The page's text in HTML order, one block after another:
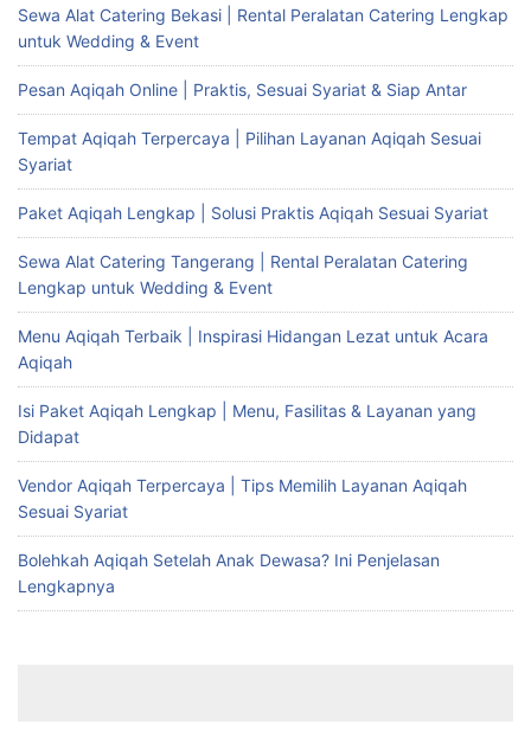
Sewa Alat Catering Bekasi | Rental Peralatan Catering Lengkap
untuk Wedding & Event
Pesan Aqiqah Online | Praktis, Sesuai Syariat & Siap Antar
Tempat Aqiqah Terpercaya | Pilihan Layanan Aqiqah Sesuai
Syariat
Paket Aqiqah Lengkap | Solusi Praktis Aqiqah Sesuai Syariat
Sewa Alat Catering Tangerang | Rental Peralatan Catering
Lengkap untuk Wedding & Event
Menu Aqiqah Terbaik | Inspirasi Hidangan Lezat untuk Acara
Aqiqah
Isi Paket Aqiqah Lengkap | Menu, Fasilitas & Layanan yang
Didapat
Vendor Aqiqah Terpercaya | Tips Memilih Layanan Aqiqah
Sesuai Syariat
Bolehkah Aqiqah Setelah Anak Dewasa? Ini Penjelasan
Lengkapnya